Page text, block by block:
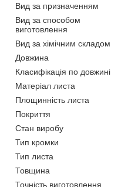
Вид за призначенням
Вид за способом
виготовлення
Вид за хімічним складом
Довжина
Класифікація по довжині
Матеріал листа
Площинність листа
Покриття
Стан виробу
Тип кромки
Тип листа
Товщина
Точність виготовлення